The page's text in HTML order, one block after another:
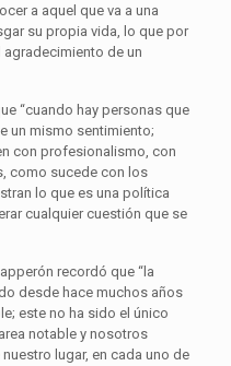
a aquel que va a una
su propia vida, lo que por
de un
“cuando hay personas que
un mismo sentimiento;
con profesionalismo, con
como sucede con los
lo que es una política
cualquier cuestión que se
recordó que “la
desde hace muchos años
este no ha sido el único
notable y nosotros
lugar, en cada uno de